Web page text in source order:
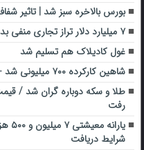
بورس بالاخره سبز شد | تاثیر
٧ میلیارد دلار تراز تجاری منفی بدون نفت| سهم صادرات ۲۹.۵ میلیارد دلار
غول کادیلاک هم تسلیم شد
شاهین کارکرده ۷۰۰ میلیونی شد + جدول قیمت
رفت
شرایط دریافت